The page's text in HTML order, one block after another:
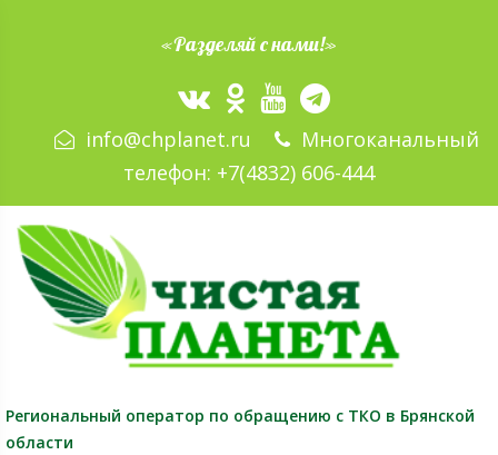
«Разделяй с нами!»
info@chplanet.ru
Многоканальный
телефон: +7(4832) 606-444
Региональный оператор по обращению с ТКО в Брянской
области